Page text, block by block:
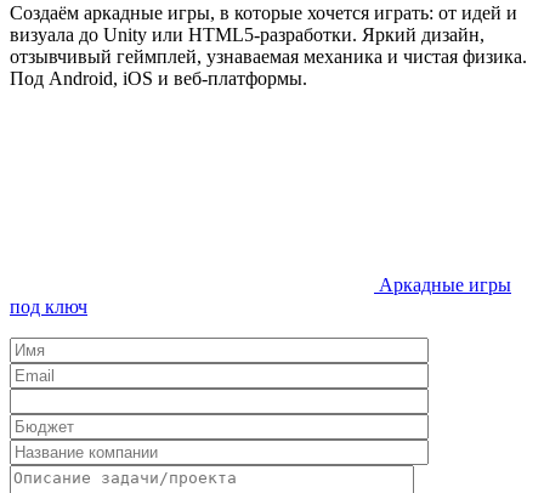
Создаём аркадные игры, в которые хочется играть: от идей и
визуала до Unity или HTML5-разработки. Яркий дизайн,
отзывчивый геймплей, узнаваемая механика и чистая физика.
Под Android, iOS и веб-платформы.
Аркадные игры
под ключ